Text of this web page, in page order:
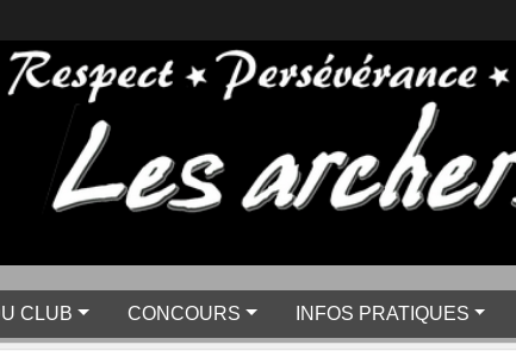
CLUB CONCOURS INFOS PRATIQUES